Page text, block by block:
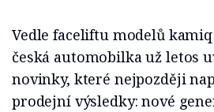
Vedle faceliftu modelů kamiq
česká automobilka už letos
novinky, které nejpozději
prodejní výsledky: nové